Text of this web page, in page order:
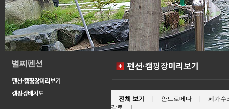
전체 보기 안드로메다
페가수
갈로